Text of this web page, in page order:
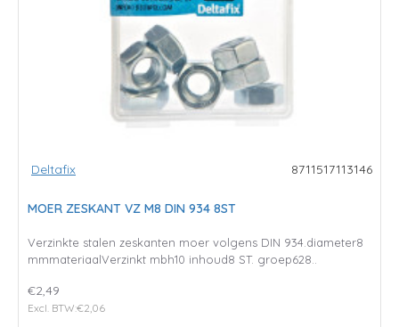
Deltafix 8711517113146
MOER ZESKANT VZ M8 DIN 934 8ST
Verzinkte stalen zeskanten moer volgens DIN 934.diameter8
mmmateriaalVerzinkt mbh10 inhoud8 ST. groep628..
€2,49
Excl. BTW:€2,06